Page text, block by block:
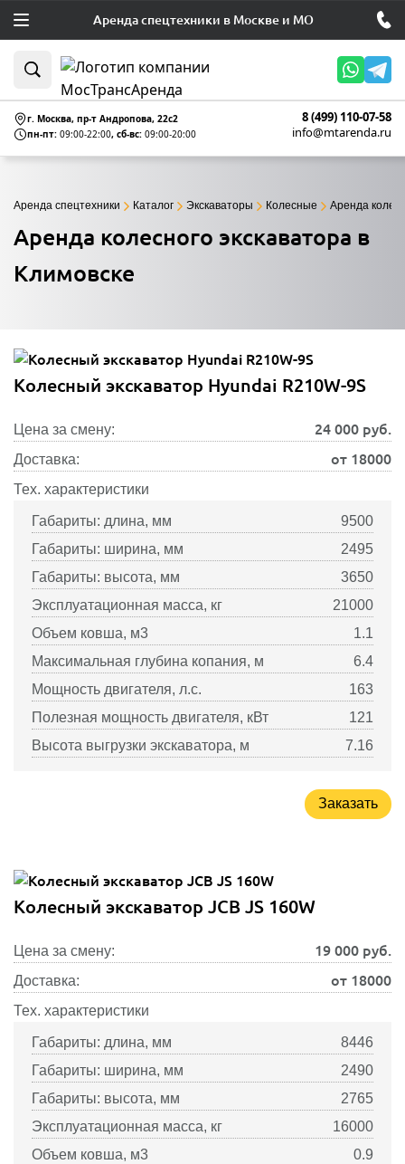
Аренда спецтехники в Москве и МО
г. Москва, пр-т Андропова, 22c2
пн-пт: 09:00-22:00, сб-вс: 09:00-20:00
8 (499) 110-07-58
info@mtarenda.ru
Аренда колесного экскаватора в
Климовске
Аренда спецтехники Каталог Экскаваторы Колесные Аренда
Колесный экскаватор Hyundai R210W-9S
Цена за смену: 24 000 руб.
Доставка: от 18000
Тех. характеристики
Габариты: длина, мм
9500
Габариты: ширина, мм
2495
Габариты: высота, мм
3650
Эксплуатационная масса, кг
21000
Объем ковша, м3
1.1
Максимальная глубина копания, м
6.4
Мощность двигателя, л.с.
163
Полезная мощность двигателя, кВт
121
Высота выгрузки экскаватора, м
7.16
Заказать
Колесный экскаватор JCB JS 160W
Цена за смену: 19 000 руб.
Доставка: от 18000
Тех. характеристики
Габариты: длина, мм
8446
Габариты: ширина, мм
2490
Габариты: высота, мм
2765
Эксплуатационная масса, кг
16000
Объем ковша, м3
0.9